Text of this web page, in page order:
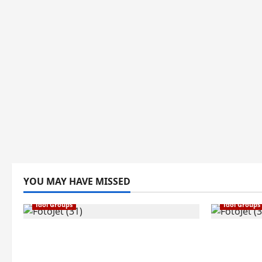
YOU MAY HAVE MISSED
Idol Groups Idol Groups